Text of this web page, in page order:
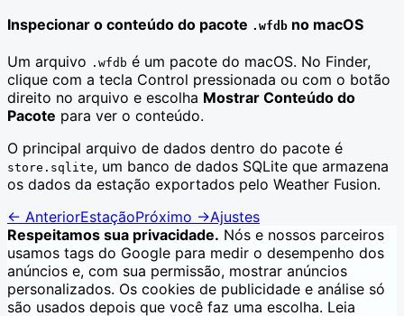
Inspecionar o conteúdo do pacote .wfdb no macOS
Um arquivo .wfdb é um pacote do macOS. No Finder,
clique com a tecla Control pressionada ou com o botão
direito no arquivo e escolha Mostrar Conteúdo do
Pacote para ver o conteúdo.
O principal arquivo de dados dentro do pacote é
store.sqlite, um banco de dados SQLite que armazena
os dados da estação exportados pelo Weather Fusion.
← AnteriorEstaçãoPróximo →Ajustes
Respeitamos sua privacidade. Nós e nossos parceiros
usamos tags do Google para medir o desempenho dos
anúncios e, com sua permissão, mostrar anúncios
personalizados. Os cookies de publicidade e análise só
são usados depois que você faz uma escolha. Leia